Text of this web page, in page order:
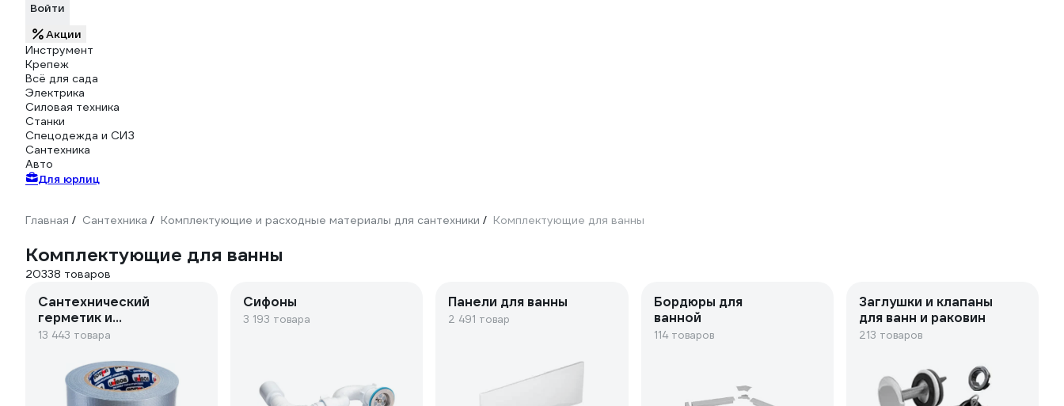
Войти
Акции
Инструмент
Крепеж
Всё для сада
Электрика
Силовая техника
Станки
Спецодежда и СИЗ
Сантехника
Авто
Для юрлиц
Главная / Сантехника / Комплектующие и расходные материалы для сантехники / Комплектующие для ванны
Комплектующие для ванны
20338 товаров
Сантехнический
герметик и
средства
13 443 товара
Сифоны
3 193 товара
Панели для ванны
2 491 товар
Бордюры для
ванной
114 товаров
Заглушки и клапаны
для ванн и раковин
213 товаров